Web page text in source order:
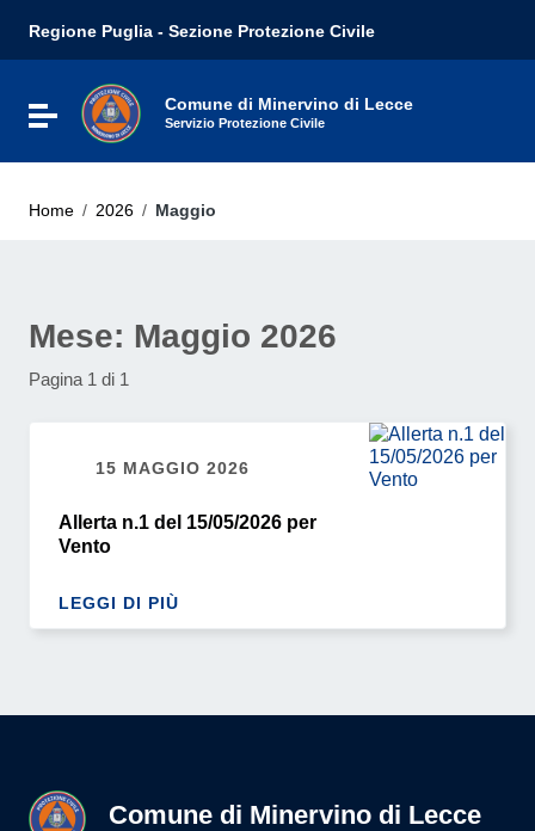
Vai al menu di navigazione
Vai al footer
Regione Puglia - Sezione Protezione Civile
Attiva / disattiva la navigazione
Comune di Minervino di Lecce
Servizio Protezione Civile
Home / 2026 / Maggio
Mese: Maggio 2026
Pagina 1 di 1
15 MAGGIO 2026
Allerta n.1 del 15/05/2026 per
Vento
LEGGI DI PIÙ
Comune di Minervino di Lecce